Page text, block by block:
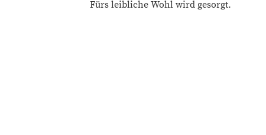
Fürs leibliche Wohl wird gesorgt.